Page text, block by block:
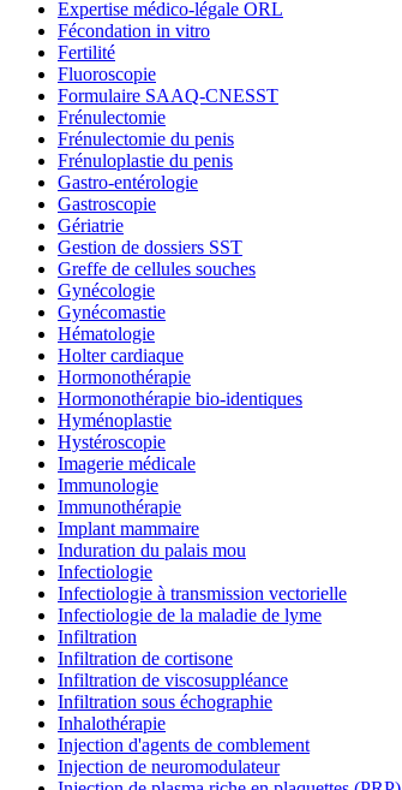
Expertise médico-légale ORL
Fécondation in vitro
Fertilité
Fluoroscopie
Formulaire SAAQ-CNESST
Frénulectomie
Frénulectomie du penis
Frénuloplastie du penis
Gastro-entérologie
Gastroscopie
Gériatrie
Gestion de dossiers SST
Greffe de cellules souches
Gynécologie
Gynécomastie
Hématologie
Holter cardiaque
Hormonothérapie
Hormonothérapie bio-identiques
Hyménoplastie
Hystéroscopie
Imagerie médicale
Immunologie
Immunothérapie
Implant mammaire
Induration du palais mou
Infectiologie
Infectiologie à transmission vectorielle
Infectiologie de la maladie de lyme
Infiltration
Infiltration de cortisone
Infiltration de viscosuppléance
Infiltration sous échographie
Inhalothérapie
Injection d'agents de comblement
Injection de neuromodulateur